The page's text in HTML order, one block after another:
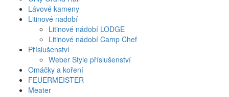
Lávové kameny
Litinové nadobí
Litinové nádobí LODGE
Litinové nádobí Camp Chef
Příslušenství
Weber Style příslušenství
Omáčky a koření
FEUERMEISTER
Meater